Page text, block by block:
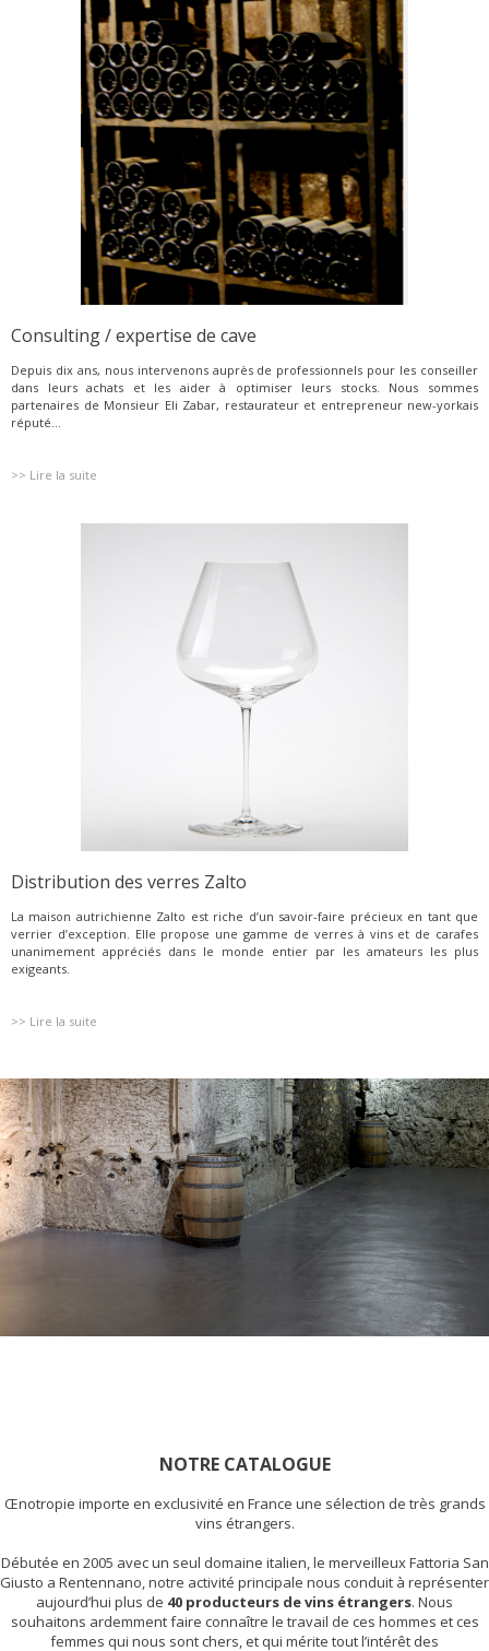
Consulting / expertise de cave
Depuis dix ans, nous intervenons auprès de professionnels pour les conseiller
dans leurs achats et les aider à optimiser leurs stocks. Nous sommes
partenaires de Monsieur Eli Zabar, restaurateur et entrepreneur new-yorkais
réputé...
>> Lire la suite
Distribution des verres Zalto
La maison autrichienne Zalto est riche d’un savoir-faire précieux en tant que
verrier d’exception. Elle propose une gamme de verres à vins et de carafes
unanimement appréciés dans le monde entier par les amateurs les plus
exigeants.
>> Lire la suite
NOTRE CATALOGUE
Œnotropie importe en exclusivité en France une sélection de très grands
vins étrangers.
Débutée en 2005 avec un seul domaine italien, le merveilleux Fattoria San
Giusto a Rentennano, notre activité principale nous conduit à représenter
aujourd’hui plus de 40 producteurs de vins étrangers. Nous
souhaitons ardemment faire connaître le travail de ces hommes et ces
femmes qui nous sont chers, et qui mérite tout l’intérêt des